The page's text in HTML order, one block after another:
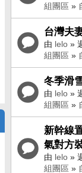
組團區 »
台灣夫
由 lelo »
組團區 »
冬季滑
由 lelo »
組團區 »
新幹線
氣對方
由 lelo »
組團區 »